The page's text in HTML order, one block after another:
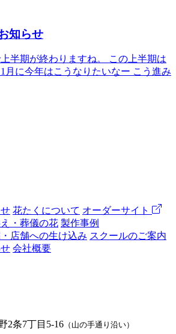
知らせ
半期が終わりますね。 この上半期は
月に今年はこうなりたいなー こう進み
花たくについて オーダーサイト
・葬儀の花 製作事例
店舗への生け込み スクールのご案内
会社概要
2条7丁目5-16 （山の手通り沿い）